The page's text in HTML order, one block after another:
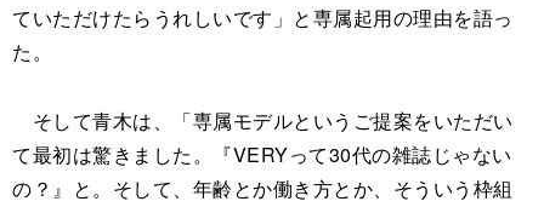
ていただけたらうれしいです」と専属起用の理由を語っ
た。
そして青木は、「専属モデルというご提案をいただい
て最初は驚きました。『VERYって30代の雑誌じゃない
の？』と。そして、年齢とか働き方とか、そういう枠組